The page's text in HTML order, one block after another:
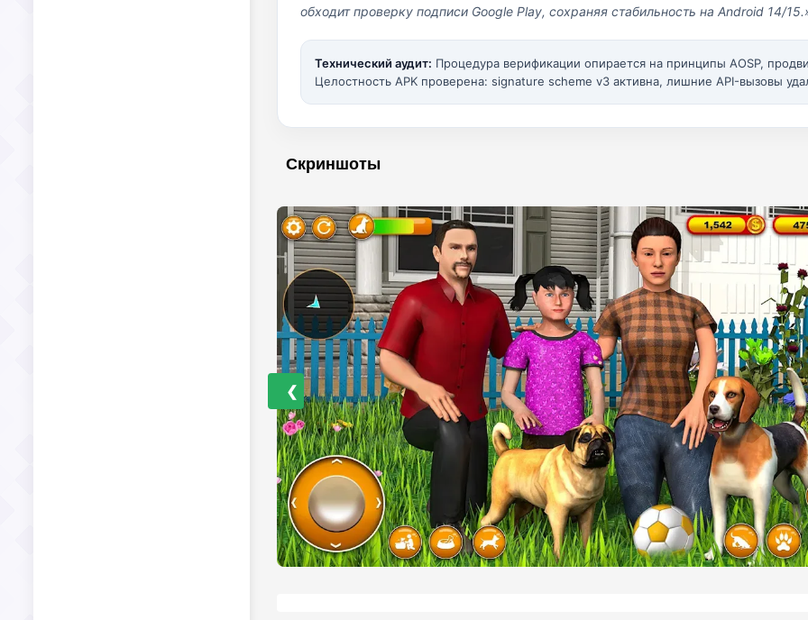
обходит проверку подписи Google Play, сохраняя стабильность на Android 14/
Технический аудит: Процедура верификации опирается на принципы AOSP,
Целостность APK проверена: signature scheme v3 активна, лишние API-вызовы
Скриншоты
❮